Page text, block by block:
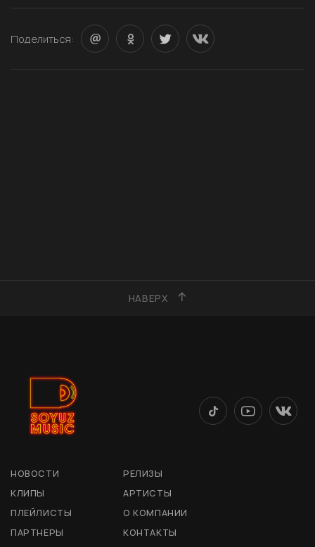
Поделиться:
НАВЕРХ
НОВОСТИ
РЕЛИЗЫ
КЛИПЫ
АРТИСТЫ
ПЛЕЙЛИСТЫ
О КОМПАНИИ
ПАРТНЕРЫ
КОНТАКТЫ